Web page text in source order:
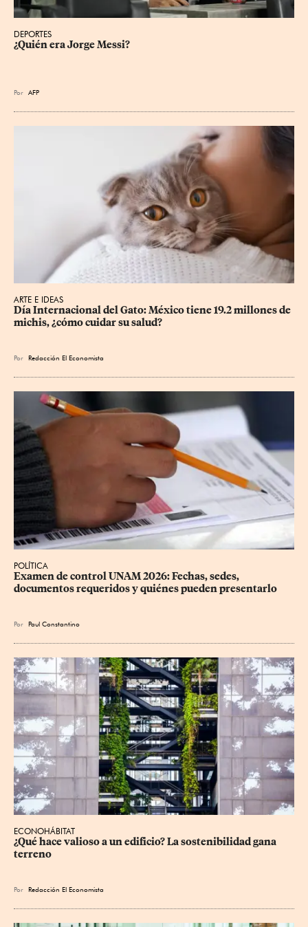
DEPORTES
¿Quién era Jorge Messi?
Por AFP
ARTE E IDEAS
Día Internacional del Gato: México tiene 19.2 millones de
michis, ¿cómo cuidar su salud?
Por Redacción El Economista
POLÍTICA
Examen de control UNAM 2026: Fechas, sedes,
documentos requeridos y quiénes pueden presentarlo
Por Paul Constantino
ECONOHÁBITAT
¿Qué hace valioso a un edificio? La sostenibilidad gana
terreno
Por Redacción El Economista